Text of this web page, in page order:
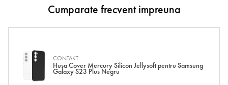
Cumparate frecvent impreuna
CONTAKT
Husa Cover Mercury Silicon Jellysoft pentru Samsung
Galaxy S23 Plus Negru